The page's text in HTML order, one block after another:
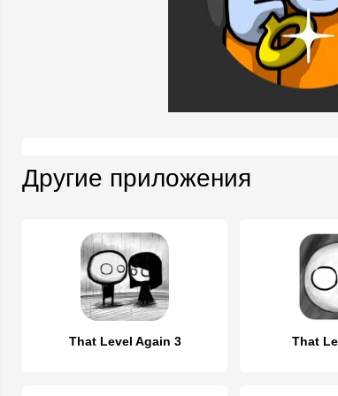
Другие приложения
That Level Again 3 That